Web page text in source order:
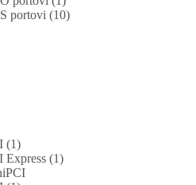
portovi (10)
(1)
Express (1)